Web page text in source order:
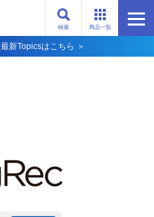
商品一覧
検索
新Topicsはこちら ＞